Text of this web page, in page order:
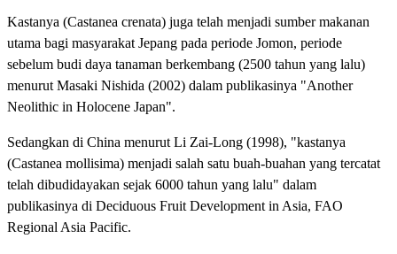
Kastanya (Castanea crenata) juga telah menjadi sumber makanan
utama bagi masyarakat Jepang pada periode Jomon, periode
sebelum budi daya tanaman berkembang (2500 tahun yang lalu)
menurut Masaki Nishida (2002) dalam publikasinya "Another
Neolithic in Holocene Japan".
Sedangkan di China menurut Li Zai-Long (1998), "kastanya
(Castanea mollisima) menjadi salah satu buah-buahan yang tercatat
telah dibudidayakan sejak 6000 tahun yang lalu" dalam
publikasinya di Deciduous Fruit Development in Asia, FAO
Regional Asia Pacific.